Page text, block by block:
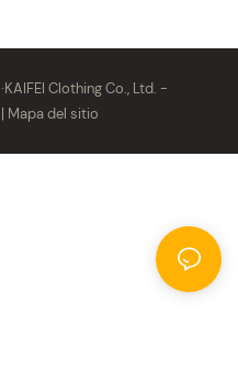
Clothing Co., Ltd. -
| Mapa del sitio